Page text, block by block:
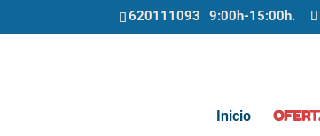
620111093
Inicio